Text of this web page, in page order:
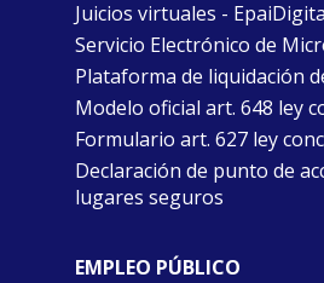
Juicios virtuales -
Servicio Electrónico de
Plataforma de liquidación
Modelo oficial art. 648 ley
Formulario art. 627 ley
Declaración de punto de
lugares seguros
EMPLEO PÚBLICO